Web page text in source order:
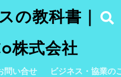
の教科書｜
株式会社
問い合せ ビジネス・協業の